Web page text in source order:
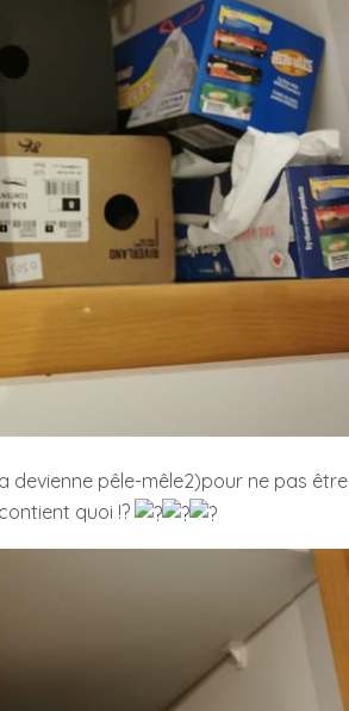
devienne pêle-mêle2)pour ne pas être
quoi !?